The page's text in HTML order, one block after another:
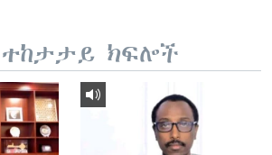
ክፍሎች